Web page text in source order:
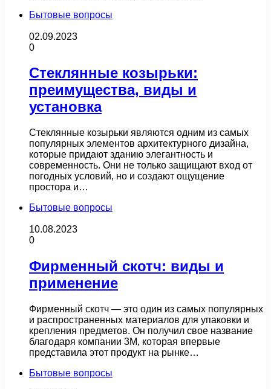
Бытовые вопросы
02.09.2023
0
Стеклянные козырьки:
преимущества, виды и
установка
Стеклянные козырьки являются одним из самых
популярных элементов архитектурного дизайна,
которые придают зданию элегантность и
современность. Они не только защищают вход от
погодных условий, но и создают ощущение
простора и…
Бытовые вопросы
10.08.2023
0
Фирменный скотч: виды и
применение
Фирменный скотч — это один из самых популярных
и распространенных материалов для упаковки и
крепления предметов. Он получил свое название
благодаря компании 3M, которая впервые
представила этот продукт на рынке…
Бытовые вопросы